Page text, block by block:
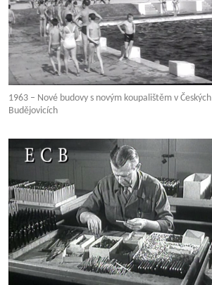
1963 – Nové budovy s novým koupalištěm v Českých
Budějovicích